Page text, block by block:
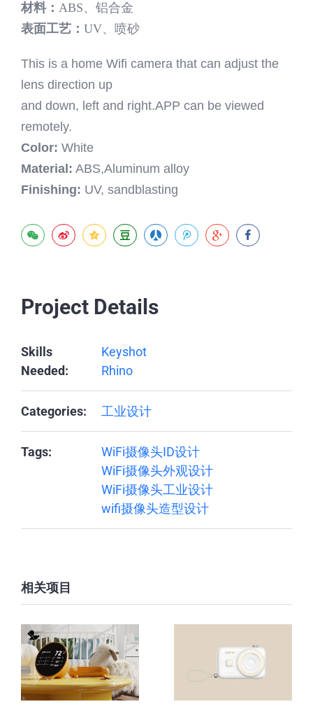
材料： ABS、铝合金
表面工艺： UV、喷砂
This is a home Wifi camera that can adjust the
lens direction up
and down, left and right.APP can be viewed
remotely.
Color: White
Material: ABS,Aluminum alloy
Finishing: UV, sandblasting
Project Details
Skills
Needed:
Keyshot
Rhino
Categories: 工业设计
Tags:
WiFi摄像头ID设计
WiFi摄像头外观设计
WiFi摄像头工业设计
wifi摄像头造型设计
相关项目